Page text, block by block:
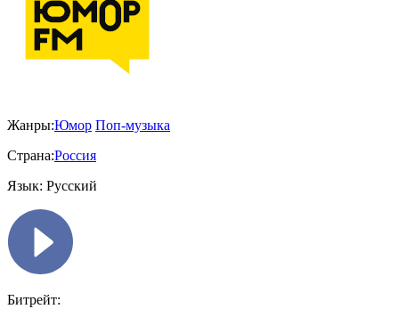
Жанры:Юмор Поп-музыка
Страна:Россия
Язык: Русский
Битрейт: